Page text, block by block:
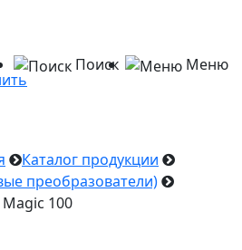
Меню
Поиск
Каталог продукции
преобразователи)
100